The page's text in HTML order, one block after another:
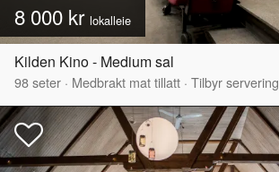
8 000 kr lokalleie
Kilden Kino - Medium sal
98seter · Medbrakt mat tillatt · Tilbyr servering